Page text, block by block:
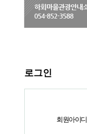
로그인
회원아이디